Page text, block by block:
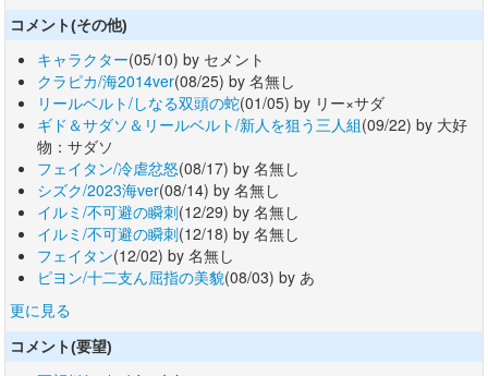
コメント(その他)
キャラクター(05/10) by セメント
クラピカ/海2014ver(08/25) by 名無し
リールベルト/しなる双頭の蛇(01/05) by リー×サダ
ギド＆サダソ＆リールベルト/新人を狙う三人組(09/22) by 大好
物：サダソ
フェイタン/冷虐忿怒(08/17) by 名無し
シズク/2023海ver(08/14) by 名無し
イルミ/不可避の瞬刺(12/29) by 名無し
イルミ/不可避の瞬刺(12/18) by 名無し
フェイタン(12/02) by 名無し
ピヨン/十二支ん屈指の美貌(08/03) by あ
更に見る
コメント(要望)